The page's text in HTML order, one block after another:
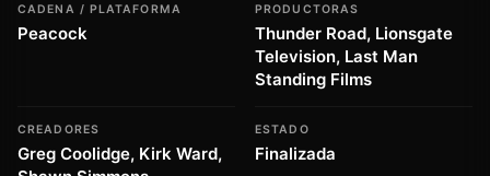
CADENA / PLATAFORMA
Peacock
PRODUCTORAS
Thunder Road, Lionsgate
Television, Last Man
Standing Films
CREADORES
Greg Coolidge, Kirk Ward,
ESTADO
Finalizada